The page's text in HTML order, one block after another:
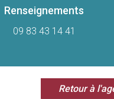
Renseignements
09 83 43 14 41
Retour à